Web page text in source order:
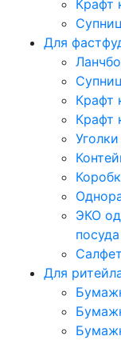
Крафт
Для
Крафт
Крафт
ЭКО
посуда
Для